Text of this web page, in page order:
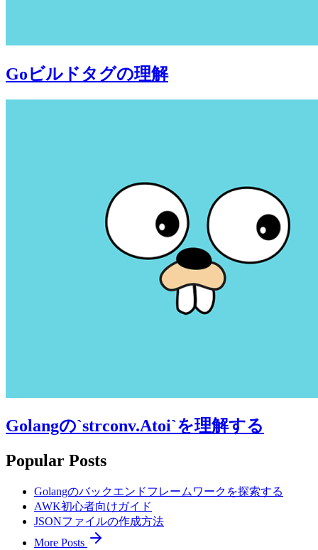
Goビルドタグの理解
Golangの`strconv.Atoi`を理解する
Popular Posts
Golangのバックエンドフレームワークを探索する
AWK初心者向けガイド
JSONファイルの作成方法
More Posts